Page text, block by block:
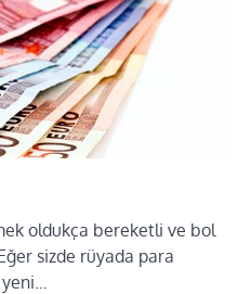
oldukça bereketli ve bol
sizde rüyada para